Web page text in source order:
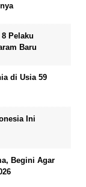
Pelaku
Baru
di Usia 59
Ini
Begini Agar